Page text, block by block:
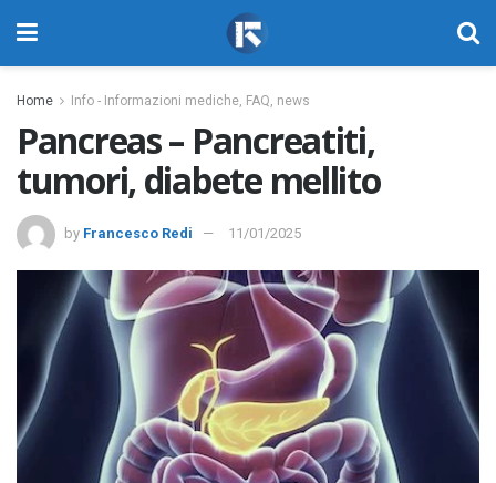
Home Info - Informazioni mediche, FAQ, news
Pancreas – Pancreatiti,
tumori, diabete mellito
by Francesco Redi 11/01/2025